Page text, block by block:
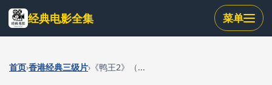
跳
到
主
内
经典电影全集 菜单
首页›香港经典三级片› 《鸭王2》（...